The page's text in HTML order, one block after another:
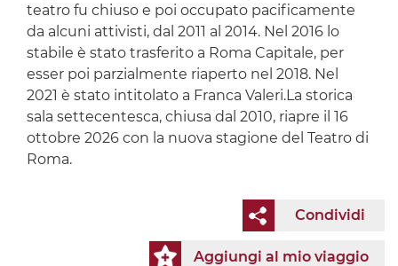
teatro fu chiuso e poi occupato pacificamente
da alcuni attivisti, dal 2011 al 2014. Nel 2016 lo
stabile è stato trasferito a Roma Capitale, per
esser poi parzialmente riaperto nel 2018. Nel
2021 è stato intitolato a Franca Valeri.La storica
sala settecentesca, chiusa dal 2010, riapre il 16
ottobre 2026 con la nuova stagione del Teatro di
Roma.
Condividi
Aggiungi al mio viaggio